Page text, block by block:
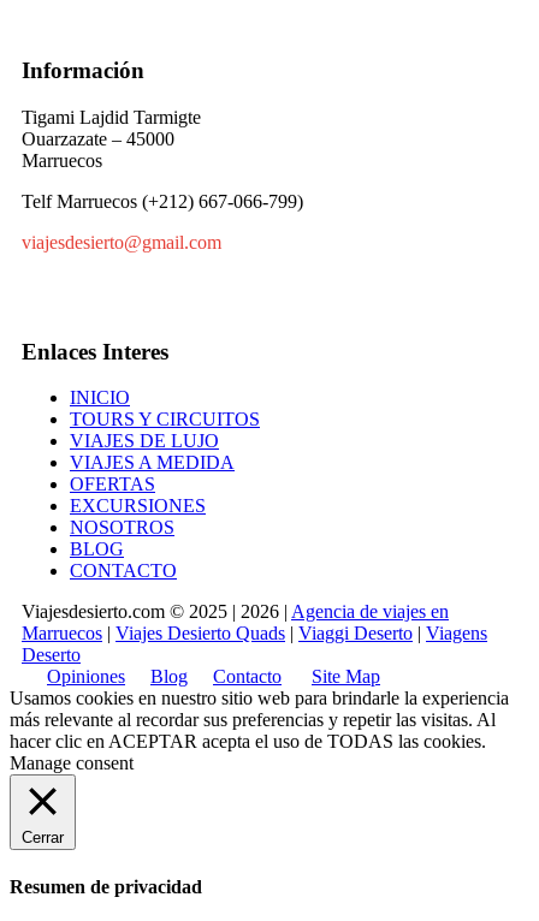
Información
Tigami Lajdid Tarmigte
Ouarzazate – 45000
Marruecos
Telf Marruecos (+212) 667-066-799)
viajesdesierto@gmail.com
Enlaces Interes
INICIO
TOURS Y CIRCUITOS
VIAJES DE LUJO
VIAJES A MEDIDA
OFERTAS
EXCURSIONES
NOSOTROS
BLOG
CONTACTO
Viajesdesierto.com © 2025 | 2026 | Agencia de viajes en
Marruecos | Viajes Desierto Quads | Viaggi Deserto | Viagens
Deserto
Opiniones
Blog Contacto
Site Map
Usamos cookies en nuestro sitio web para brindarle la experiencia
más relevante al recordar sus preferencias y repetir las visitas. Al
hacer clic en ACEPTAR acepta el uso de TODAS las cookies.
Manage consent
Cerrar
Resumen de privacidad